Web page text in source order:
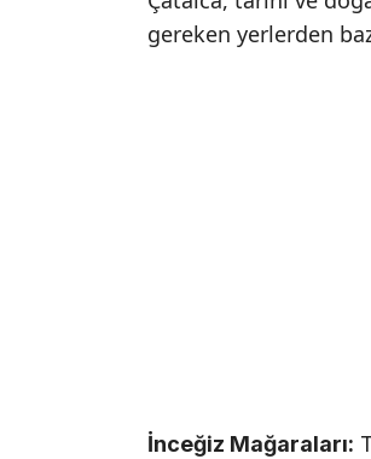
gereken yerlerden
İnceğiz Mağaraları: